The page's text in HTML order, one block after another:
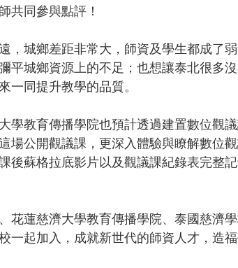
共同參與點評！
，城鄉差距非常大，師資及學生都成了
平城鄉資源上的不足；也想讓泰北很多
一同提升教學的品質。
學教育傳播學院也預計透過建置數位觀
場公開觀議課，更深入體驗與瞭解數位
後蘇格拉底影片以及觀議課紀錄表完整
花蓮慈濟大學教育傳播學院、泰國慈濟
一起加入，成就新世代的師資人才，造福